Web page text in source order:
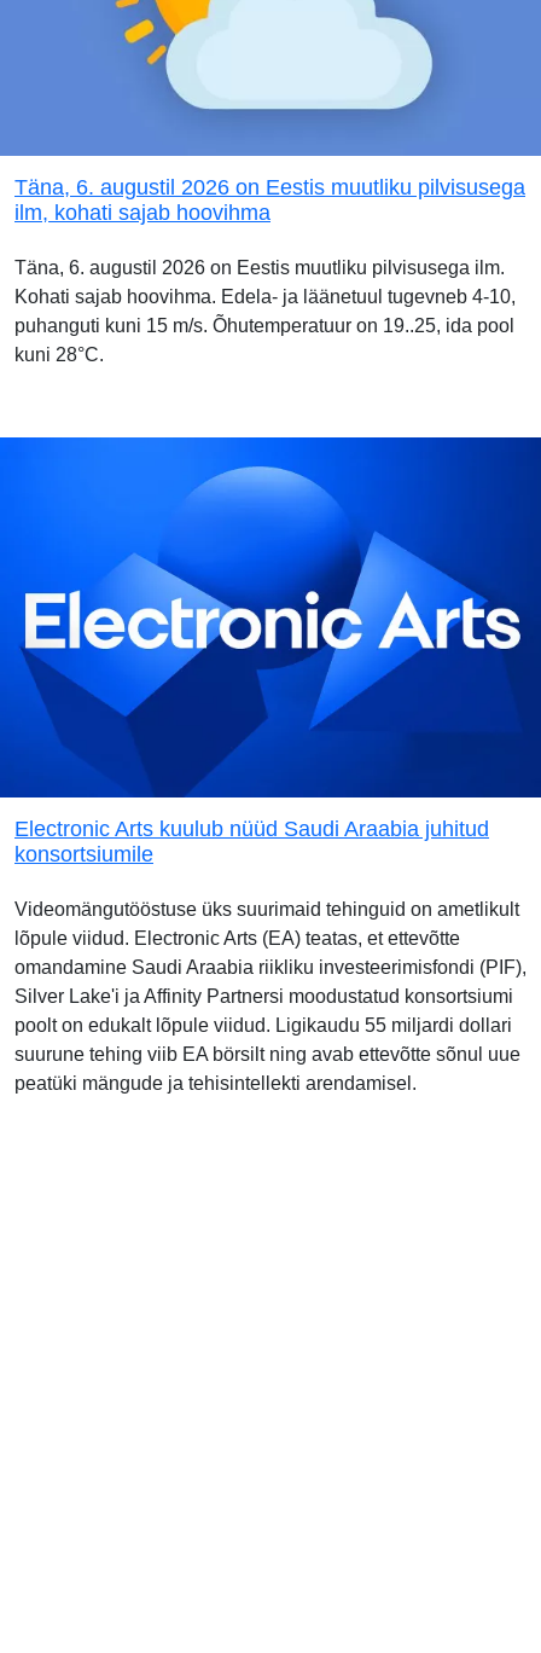
Täna, 6. augustil 2026 on Eestis muutliku pilvisusega
ilm, kohati sajab hoovihma
Täna, 6. augustil 2026 on Eestis muutliku pilvisusega ilm.
Kohati sajab hoovihma. Edela- ja läänetuul tugevneb 4-10,
puhanguti kuni 15 m/s. Õhutemperatuur on 19..25, ida pool
kuni 28°C.
Electronic Arts kuulub nüüd Saudi Araabia juhitud
konsortsiumile
Videomängutööstuse üks suurimaid tehinguid on ametlikult
lõpule viidud. Electronic Arts (EA) teatas, et ettevõtte
omandamine Saudi Araabia riikliku investeerimisfondi (PIF),
Silver Lake'i ja Affinity Partnersi moodustatud konsortsiumi
poolt on edukalt lõpule viidud. Ligikaudu 55 miljardi dollari
suurune tehing viib EA börsilt ning avab ettevõtte sõnul uue
peatüki mängude ja tehisintellekti arendamisel.